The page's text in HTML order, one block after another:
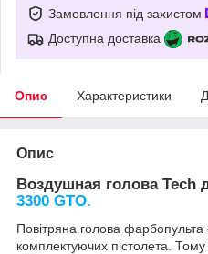
Замовлення під захистом
Доступна доставка
Опис Характеристики
Опис
Воздушная голова Tech
3300 GTO.
Повітряна голова
комплектуючих пістолета.